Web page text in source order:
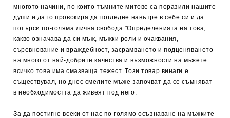
многото начини, по които тъмните митове са поразили нашите
души и да го провокира да погледне навътре в себе си и да
потърси по-голяма лична свобода."Определенията на това,
какво означава да си мъж, мъжки роли и очаквания,
съревнование и враждебност, засрамването и подценяването
на много от най-добрите качества и възможности на мьжете
всичко това има смазваща тежест. Този товар винаги е
съществувал, но днес смелите мъже започват да се съмняват
в необходимостта да живеят под него.
За да постигне всеки от нас по-голямо осъзнаване на мъжките